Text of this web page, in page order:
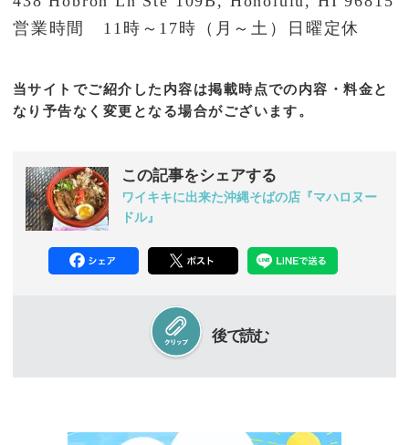
営業時間 11時～17時（月～土）日曜定休
当サイトでご紹介した内容は掲載時点での内容・料金と
なり予告なく変更となる場合がございます。
この記事をシェアする
ワイキキに出来た沖縄そばの店『マハロヌー
ドル』
後で読む